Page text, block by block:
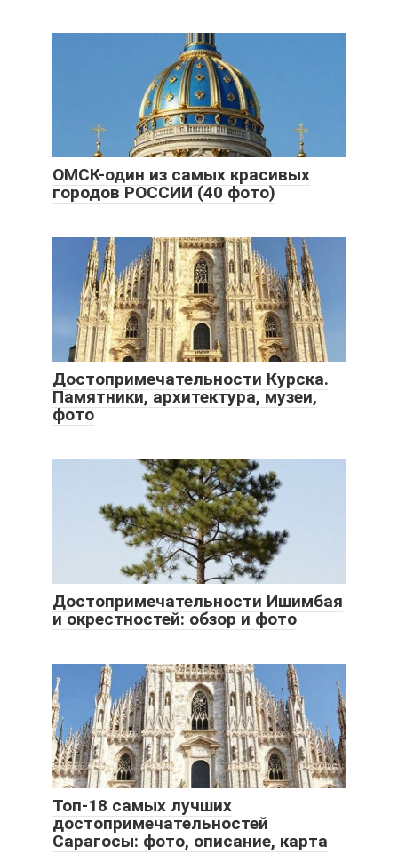
ОМСК-один из самых красивых
городов РОССИИ (40 фото)
Достопримечательности Курска.
Памятники, архитектура, музеи,
фото
Достопримечательности Ишимбая
и окрестностей: обзор и фото
Топ-18 самых лучших
достопримечательностей
Сарагосы: фото, описание, карта